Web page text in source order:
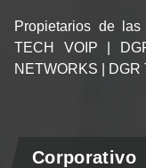
Propietarios de
TECH VOIP |
NETWORKS |
Corporativo